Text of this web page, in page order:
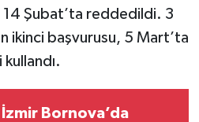
Şubat’ta reddedildi. 3
ikinci başvurusu, 5 Mart’ta
İzmir Bornova’da